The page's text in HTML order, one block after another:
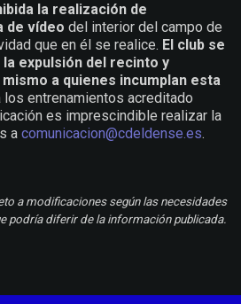
la realización de
de vídeo del interior del campo de
que en él se realice. El club se
expulsión del recinto y
a quienes incumplan esta
los entrenamientos acreditado
es imprescindible realizar la
a comunicacion@cdeldense.es.
a modificaciones según las necesidades
podría diferir de la información publicada.